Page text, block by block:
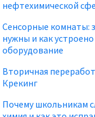
нефтехимической
Сенсорные комнаты:
нужны и как устроено
оборудование
Вторичная
Крекинг
Почему школьникам